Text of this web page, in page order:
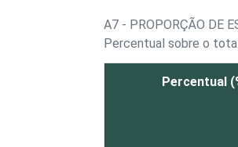
A7 - PROPORÇÃO DE
Percentual sobre o
Percentual